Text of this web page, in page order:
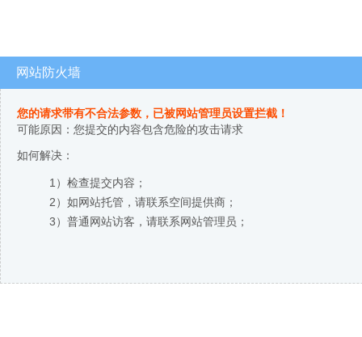
网站防火墙
您的请求带有不合法参数，已被网站管理员设置拦截！
可能原因：您提交的内容包含危险的攻击请求
如何解决：
1）检查提交内容；
2）如网站托管，请联系空间提供商；
3）普通网站访客，请联系网站管理员；